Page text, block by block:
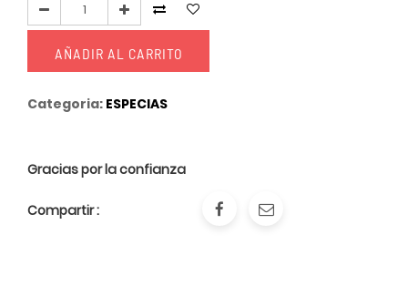
AÑADIR AL CARRITO
Categoria: ESPECIAS
Gracias por la confianza
Compartir :